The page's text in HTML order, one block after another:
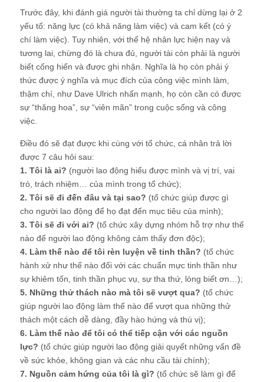
Trước đây, khi đánh giá người tài thường ta chỉ dừng lại ở 2
yếu tố: năng lực (có khả năng làm việc) và cam kết (có ý
chí làm việc). Tuy nhiên, với thế hệ nhân lực hiện nay và
tương lai, chừng đó là chưa đủ, người tài còn phải là người
biết cống hiến và được ghi nhận. Nghĩa là họ còn phải ý
thức được ý nghĩa và mục đích của công việc mình làm,
thậm chí, như Dave Ulrich nhấn mạnh, họ còn cần có được
sự “thăng hoa”, sự “viên mãn” trong cuộc sống và công
việc.
Điều đó sẽ đạt được khi cùng với tổ chức, cá nhân trả lời
được 7 câu hỏi sau:
1. Tôi là ai? (người lao động hiểu được mình và vị trí, vai
trò, trách nhiệm… của mình trong tổ chức);
2. Tôi sẽ đi đến đâu và tại sao? (tổ chức giúp được gì
cho người lao động để họ đạt đến mục tiêu của mình);
3. Tôi sẽ đi với ai? (tổ chức xây dựng nhóm hỗ trợ như thế
nào để người lao động không cảm thấy đơn độc);
4. Làm thế nào để tôi rèn luyện về tinh thần? (tổ chức
hành xử như thế nào đối với các chuẩn mực tinh thần như
sự khiêm tốn, tinh thần phục vụ, sự tha thứ, lòng biết ơn…);
5. Những thử thách nào mà tôi sẽ vượt qua? (tổ chức
giúp người lao động làm thế nào để vượt qua những thử
thách một cách dễ dàng, đầy hào hứng và thú vị);
6. Làm thế nào để tôi có thể tiếp cận với các nguồn
lực? (tổ chức giúp người lao động giải quyết những vấn đề
về sức khỏe, không gian và các nhu cầu tài chính);
7. Nguồn cảm hứng của tôi là gì? (tổ chức sẽ làm gì để